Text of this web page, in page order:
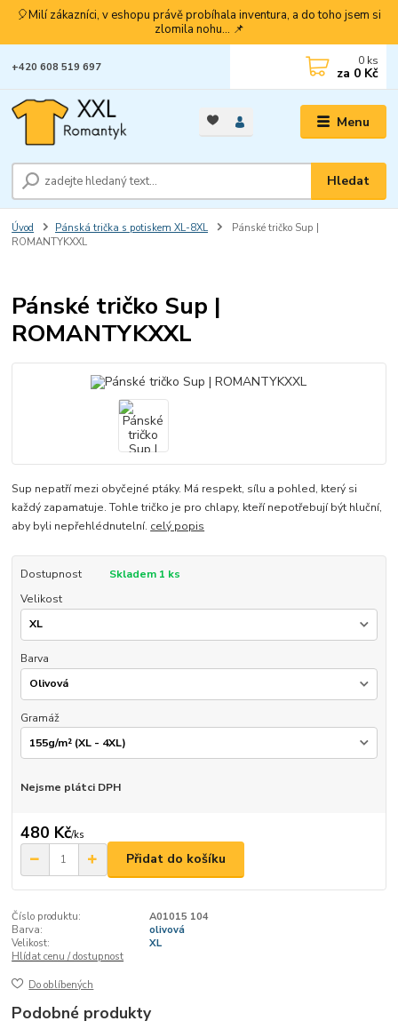
🎈Milí zákazníci, v eshopu právě probíhala inventura, a do toho jsem si
zlomila nohu... 📌
Menu
Hledat
+420 608 519 697 0 ks
za 0 Kč
Úvod Pánská trička s potiskem XL-8XL
Pánské tričko Sup |
ROMANTYKXXL
Pánské tričko Sup |
ROMANTYKXXL
Sup nepatří mezi obyčejné ptáky. Má respekt, sílu a pohled, který si
každý zapamatuje. Tohle tričko je pro chlapy, kteří nepotřebují být hluční,
aby byli nepřehlédnutelní. celý popis
Dostupnost
Skladem 1 ks
Velikost
Barva
Gramáž
Nejsme plátci DPH
480 Kč/ks
Přidat do košíku
Číslo produktu:
A01015 104
Barva:
olivová
Velikost:
XL
Hlídat cenu / dostupnost
Do oblíbených
Podobné produkty